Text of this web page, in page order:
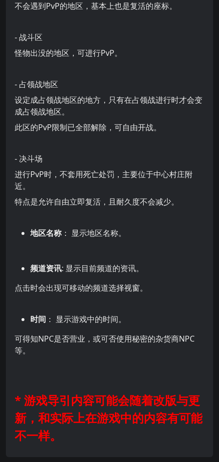
不会遇到PvP的地区，基本上也是复活的座标。
- 战斗区
怪物出没的地区，可进行PvP。
- 占领战地区
设定成占领战地区的地方，只有在占领战进行时才会变
成占领战地区。
此区的PvP限制已全部解除，可自由开战。
- 决斗场
进行PvP时，不套用死亡处罚，主要位于中心村庄附
近。
特点是允许自由立即复活，且耐久度不会减少。
地区名称 ： 显示地区名称。
频道资讯: 显示目前频道的资讯。
点击时会出现可移动的频道选择视窗。
时间 ： 显示游戏中的时间。
可得知NPC是否营业，或可否使用秘密的杂货商NPC
等。
* 游戏导引内容可能会随着改版与更
新，和实际上在游戏中的内容有可能
不一样。